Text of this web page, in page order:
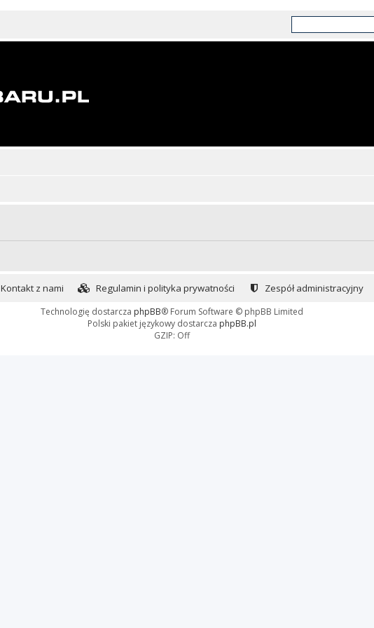
Zespół administracyjny
Regulamin i polityka prywatności
Kontakt z nami
Technologię dostarcza phpBB® Forum Software © phpBB Limited
Polski pakiet językowy dostarcza phpBB.pl
GZIP: Off